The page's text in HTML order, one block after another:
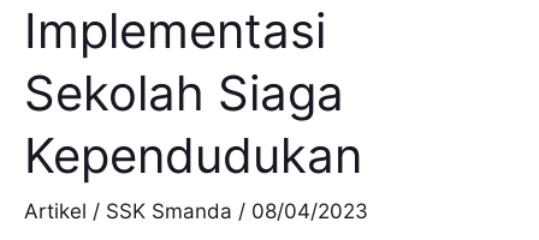
Implementasi
Sekolah Siaga
Kependudukan
Artikel / SSK Smanda / 08/04/2023